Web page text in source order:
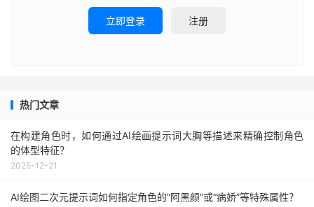
立即登录 注册
热门文章
在构建角色时，如何通过AI绘画提示词大胸等描述来精确控制角色
的体型特征？
2025-12-21
AI绘图二次元提示词如何指定角色的“阿黑颜”或“病娇”等特殊属性？